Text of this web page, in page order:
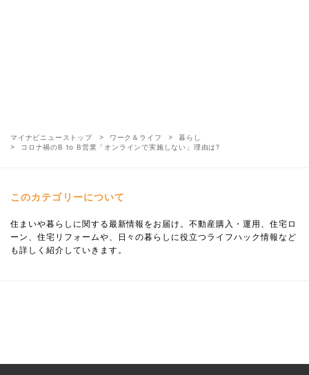
マイナビニューストップ ワーク＆ライフ
暮らし
コロナ禍のB to B営業「オンラインで実施しない」理由は?
このカテゴリーについて
住まいや暮らしに関する最新情報をお届け。不動産購入・運用、住宅ロ
ーン、住宅リフォームや、日々の暮らしに役立つライフハック情報など
も詳しく紹介していきます。